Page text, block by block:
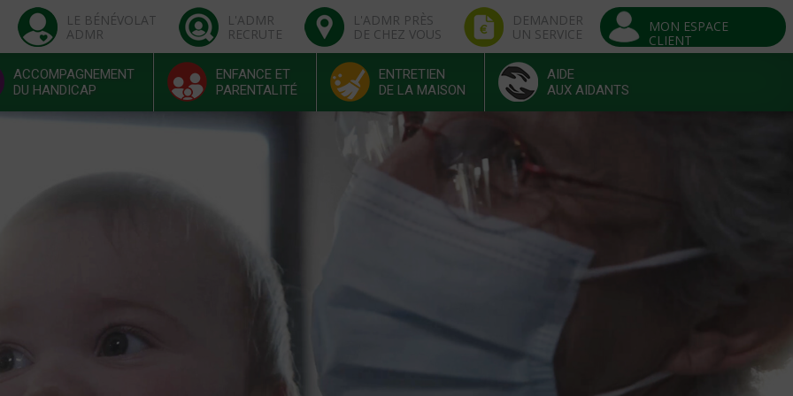
LE BÉNÉVOLAT
ADMR
L'ADMR
RECRUTE
L'ADMR PRÈS
DE CHEZ VOUS
DEMANDER
UN SERVICE
MON ESPACE
CLIENT
ACCOMPAGNEMENT
DU HANDICAP
ENFANCE ET
PARENTALITÉ
ENTRETIEN
DE LA MAISON
AIDE
AUX AIDANTS